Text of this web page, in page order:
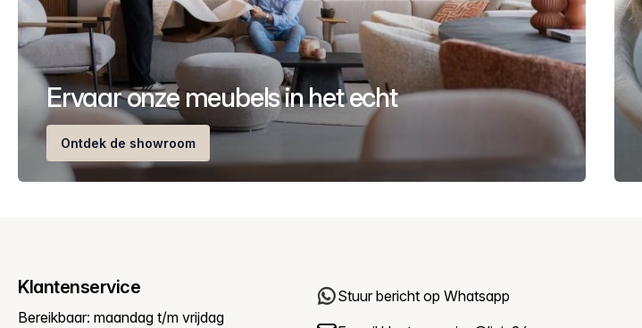
Ervaar onze meubels in het echt
Ontdek de showroom
Klantenservice
Bereikbaar: maandag t/m vrijdag
Stuur bericht op Whatsapp